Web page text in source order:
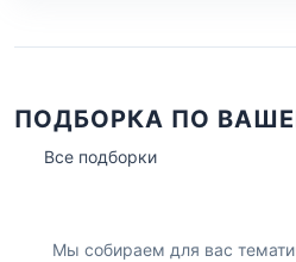
ПОДБОРКА ПО
Все подборки
Мы собираем для вас